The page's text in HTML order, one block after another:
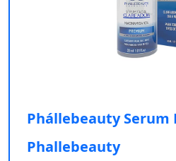
Phállebeauty Serum
Phallebeauty